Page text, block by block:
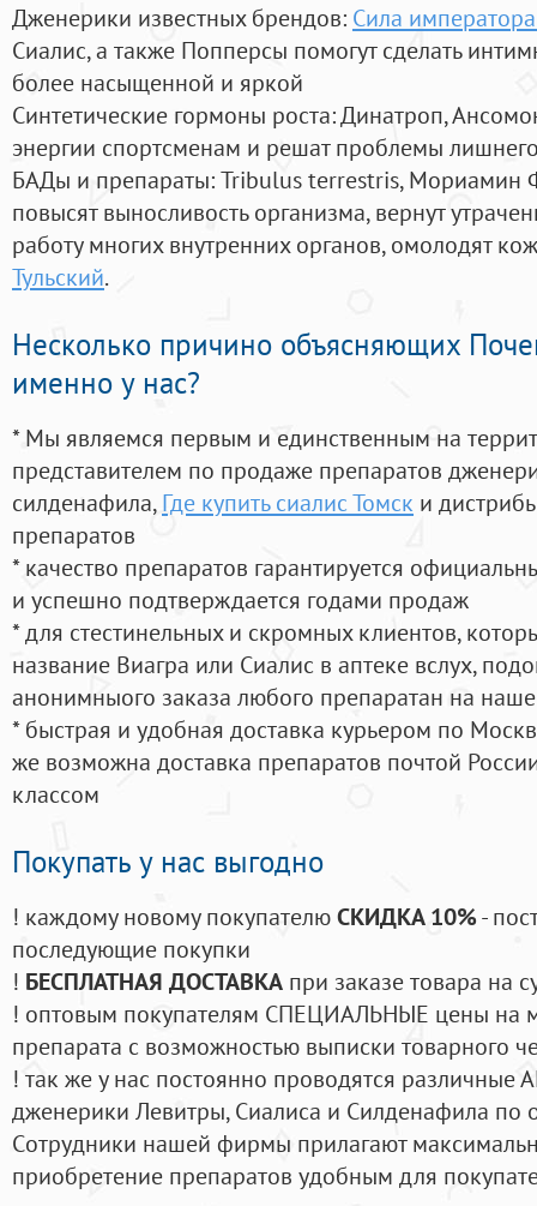
Дженерики известных брендов: Сила
Сиалис, а также Попперсы помогут сделать
более насыщенной и яркой
Синтетические гормоны роста: Динатроп,
энергии спортсменам и решат проблемы
БАДы и препараты:Tribulus terrestris, Мориамин
повысят выносливость организма, вернут
работу многих внутренних органов, омолодят
Тульский.
Несколько причино объясняющих
именно у нас?
* Мы являемся первым и единственным на
представителем по продаже препаратов
силденафила, Где купить сиалис Томск и
препаратов
* качество препаратов гарантируется
и успешно подтверждается годами продаж
* для стестинельных и скромных клиентов,
название Виагра или Сиалис в аптеке вслух,
анонимныого заказа любого препаратан на
* быстрая и удобная доставка курьером по
же возможна доставка препаратов почтой
классом
Покупать у нас выгодно
! каждому новому покупателюСКИДКА 10%-
последующие покупки
! БЕСПЛАТНАЯ ДОСТАВКА при заказе товара на
! оптовым покупателям СПЕЦИАЛЬНЫЕ цены на
препарата с возможностью выписки товарного
! так же у нас постоянно проводятся
дженерики Левитры, Сиалиса и Силденафила по
Cотрудники нашей фирмы прилагают
приобретение препаратов удобным для